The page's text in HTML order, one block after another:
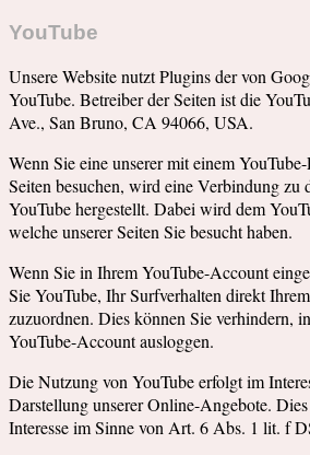
YouTube
Unsere Website nutzt Plugins der von
YouTube. Betreiber der Seiten ist die
Ave., San Bruno, CA 94066, USA.
Wenn Sie eine unserer mit einem
Seiten besuchen, wird eine Verbindung zu
YouTube hergestellt. Dabei wird dem
welche unserer Seiten Sie besucht haben.
Wenn Sie in Ihrem YouTube-Account
Sie YouTube, Ihr Surfverhalten direkt
zuzuordnen. Dies können Sie verhindern,
YouTube-Account ausloggen.
Die Nutzung von YouTube erfolgt im
Darstellung unserer Online-Angebote.
Interesse im Sinne von Art. 6 Abs. 1 lit. f